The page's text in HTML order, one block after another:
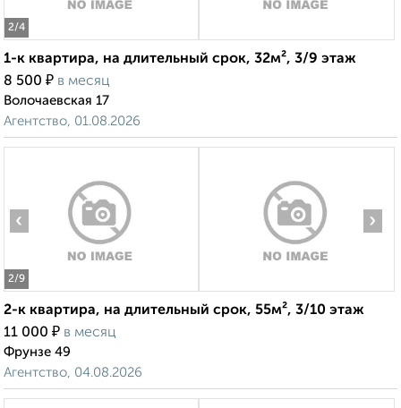
2/4
1-к квартира, на длительный срок, 32м², 3/9 этаж
8 500 ₽ в месяц
Волочаевская 17
Агентство, 01.08.2026
2/9
‹ ›
2-к квартира, на длительный срок, 55м², 3/10 этаж
11 000 ₽ в месяц
Фрунзе 49
Агентство, 04.08.2026